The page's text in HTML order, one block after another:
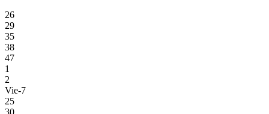
26
29
35
38
47
1
2
Vie-7
25
30